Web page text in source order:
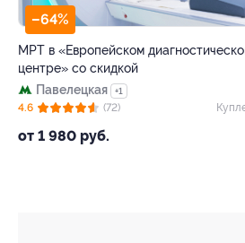
–64%
МРТ в «Европейском
центре» со скидкой
Павелецкая
+1
от 1 980 руб.
4.6 (72)